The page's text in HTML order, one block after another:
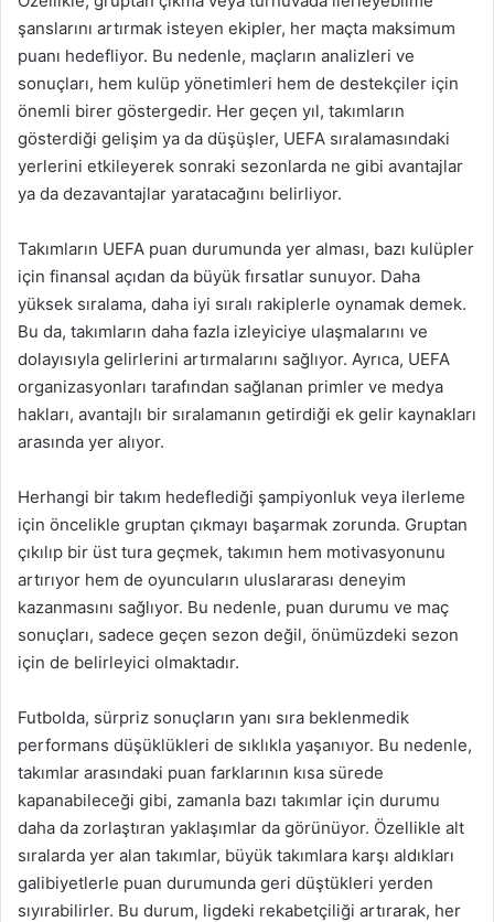
şanslarını artırmak isteyen ekipler, her maçta maksimum
puanı hedefliyor. Bu nedenle, maçların analizleri ve
sonuçları, hem kulüp yönetimleri hem de destekçiler için
önemli birer göstergedir. Her geçen yıl, takımların
gösterdiği gelişim ya da düşüşler, UEFA sıralamasındaki
yerlerini etkileyerek sonraki sezonlarda ne gibi avantajlar
ya da dezavantajlar yaratacağını belirliyor.
Takımların UEFA puan durumunda yer alması, bazı kulüpler
için finansal açıdan da büyük fırsatlar sunuyor. Daha
yüksek sıralama, daha iyi sıralı rakiplerle oynamak demek.
Bu da, takımların daha fazla izleyiciye ulaşmalarını ve
dolayısıyla gelirlerini artırmalarını sağlıyor. Ayrıca, UEFA
organizasyonları tarafından sağlanan primler ve medya
hakları, avantajlı bir sıralamanın getirdiği ek gelir kaynakları
arasında yer alıyor.
Herhangi bir takım hedeflediği şampiyonluk veya ilerleme
için öncelikle gruptan çıkmayı başarmak zorunda. Gruptan
çıkılıp bir üst tura geçmek, takımın hem motivasyonunu
artırıyor hem de oyuncuların uluslararası deneyim
kazanmasını sağlıyor. Bu nedenle, puan durumu ve maç
sonuçları, sadece geçen sezon değil, önümüzdeki sezon
için de belirleyici olmaktadır.
Futbolda, sürpriz sonuçların yanı sıra beklenmedik
performans düşüklükleri de sıklıkla yaşanıyor. Bu nedenle,
takımlar arasındaki puan farklarının kısa sürede
kapanabileceği gibi, zamanla bazı takımlar için durumu
daha da zorlaştıran yaklaşımlar da görünüyor. Özellikle alt
sıralarda yer alan takımlar, büyük takımlara karşı aldıkları
galibiyetlerle puan durumunda geri düştükleri yerden
sıyırabilirler. Bu durum, ligdeki rekabetçiliği artırarak, her